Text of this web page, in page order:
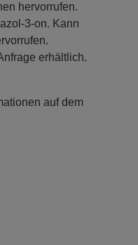
hervorrufen.
3-on. Kann
erhältlich.
auf dem